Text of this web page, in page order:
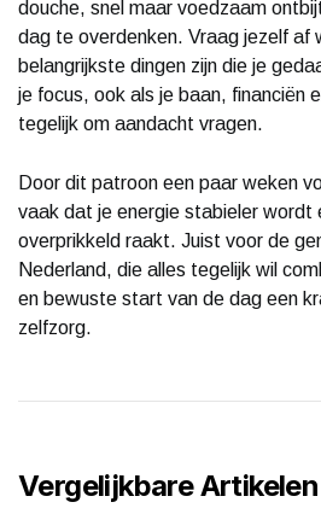
douche, snel maar voedzaam
dag te overdenken. Vraag jezelf af
belangrijkste dingen zijn die je
je focus, ook als je baan, financiën
tegelijk om aandacht vragen.
Door dit patroon een paar weken
vaak dat je energie stabieler wordt
overprikkeld raakt. Juist voor de
Nederland, die alles tegelijk wil
en bewuste start van de dag een
zelfzorg.
Vergelijkbare Artikelen